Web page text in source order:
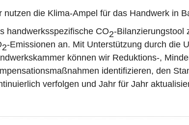
nutzen die Klima-Ampel für das Handwerk in
handwerksspezifische CO2-Bilanzierungstool
2-Emissionen an. Mit Unterstützung durch die
können wir Reduktions-,
identifizieren, den
verfolgen und Jahr für Jahr